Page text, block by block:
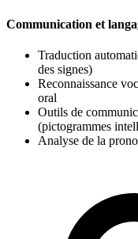
Communication et
Traduction
des signes)
Reconnaissance
oral
Outils de
(pictogrammes
Analyse de la